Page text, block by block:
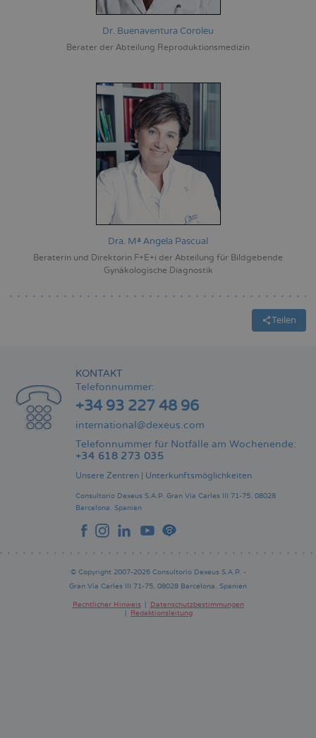
Dr. Buenaventura Coroleu
Berater der Abteilung Reproduktionsmedizin
Dra. Mª Angela Pascual
Beraterin und Direktorin F+E+i der Abteilung für Bildgebende
Gynäkologische Diagnostik
Teilen
KONTAKT
Telefonnummer:
+34 93 227 48 96
international@dexeus.com
Telefonnummer für Notfälle am Wochenende:
+34 618 273 035
Unsere Zentren Unterkunftsmöglichkeiten
Consultorio Dexeus S.A.P. Gran Via Carles III 71-75. 08028
Barcelona. Spanien
© Copyright 2007-2026 Consultorio Dexeus S.A.P. -
Gran Via Carles III 71-75. 08028 Barcelona. Spanien
Rechtlicher Hinweis
Datenschutzbestimmungen
Redaktionsleitung